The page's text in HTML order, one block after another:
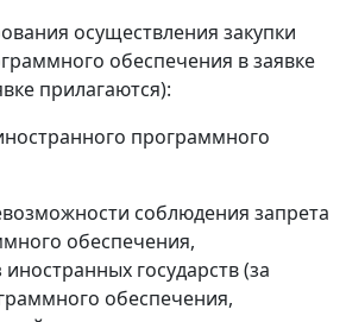
осуществления закупки
обеспечения в заявке
прилагаются):
программного
соблюдения запрета
обеспечения,
государств (за
обеспечения,